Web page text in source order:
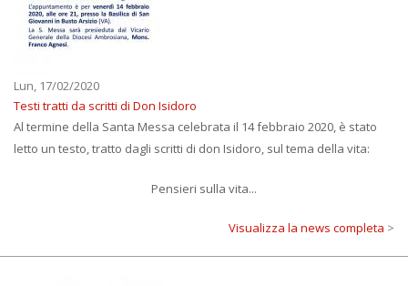
Lun, 17/02/2020
Testi tratti da scritti di Don Isidoro
Al termine della Santa Messa celebrata il 14 febbraio 2020, è stato
letto un testo, tratto dagli scritti di don Isidoro, sul tema della vita:
Pensieri sulla vita...
Visualizza la news completa >